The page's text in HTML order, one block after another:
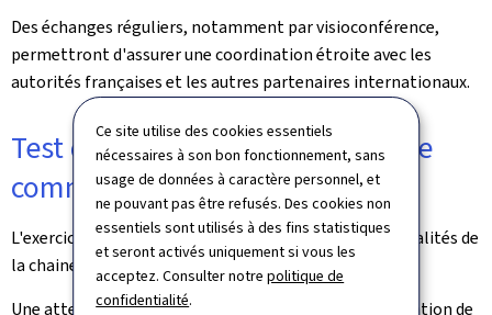
Ce site utilise des cookies essentiels
nécessaires à son bon fonctionnement, sans
usage de données à caractère personnel, et
ne pouvant pas être refusés. Des cookies non
essentiels sont utilisés à des fins statistiques
et seront activés uniquement si vous les
acceptez. Consulter notrepolitique de
confidentialité.
Des échanges réguliers, notamment par visioconférence,
permettront d'assurer une coordination étroite avec les
autorités françaises et les autres partenaires internationaux.
Test des dispositifs d'alerte et de
communication
L'exercice permet de tester la réorganisation des modalités de
la chaine d'alerte transfrontalière.
Une attention particulière sera portée à la communication de